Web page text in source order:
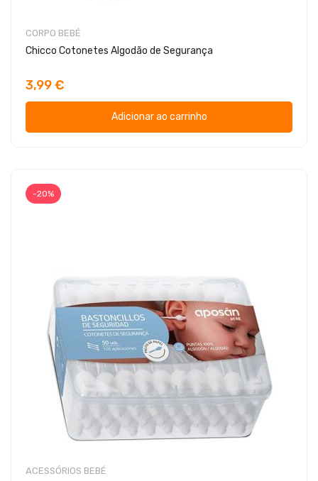
CORPO BEBÉ
Chicco Cotonetes Algodão de Segurança
3,99 €
Adicionar ao carrinho
-20%
ACESSÓRIOS BEBÉ